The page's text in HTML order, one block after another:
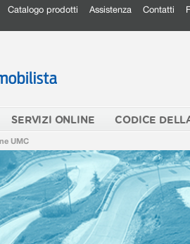
Catalogo prodotti Assistenza Contatti
SERVIZI ONLINE CODICE
UMC